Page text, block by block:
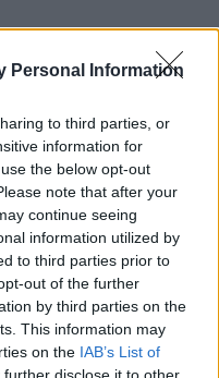
Personal Information
to third parties, or
information for
the below opt-out
note that after your
continue seeing
information utilized by
to third parties prior to
out of the further
by third parties on the
This information may
on the IAB’s List of
further disclose it to other